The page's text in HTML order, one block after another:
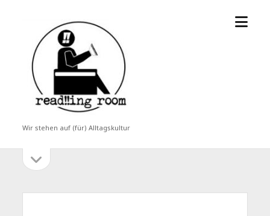
read!!ing
room
Wir stehen auf (für) Alltagskultur
Menü
Seitenleiste
öffnen